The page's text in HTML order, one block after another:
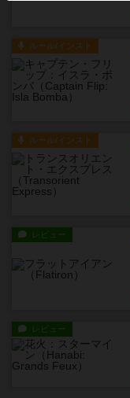
ルール/インスト
ルール/インスト
レビュー
レビュー